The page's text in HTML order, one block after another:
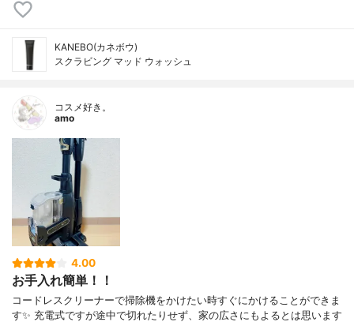
KANEBO(カネボウ)
スクラビング マッド ウォッシュ
コスメ好き。
amo
4.00
お手入れ簡単！！
コードレスクリーナーで掃除機をかけたい時すぐにかけることができま
す✨ 充電式ですが途中で切れたりせず、家の広さにもよるとは思います